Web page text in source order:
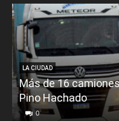
LA CIUDAD
Más de 16
Pino Hachado
0